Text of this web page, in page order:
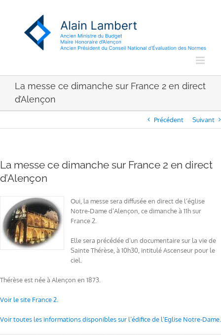
La messe ce dimanche sur France 2 en direct
d’Alençon
Précédent Suivant
La messe ce dimanche sur France 2 en direct
d’Alençon
Oui, la messe sera diffusée en direct de l’église
Notre-Dame d’Alençon, ce dimanche à 11h sur
France 2.
Elle sera précédée d’un documentaire sur la vie de
Sainte Thérèse, à 10h30, intitulé Ascenseur pour le
ciel.
Thérèse est née à Alençon en 1873.
Voir le site France 2.
Voir toutes les informations disponibles sur l’édifice de l’Eglise Notre-Dame.